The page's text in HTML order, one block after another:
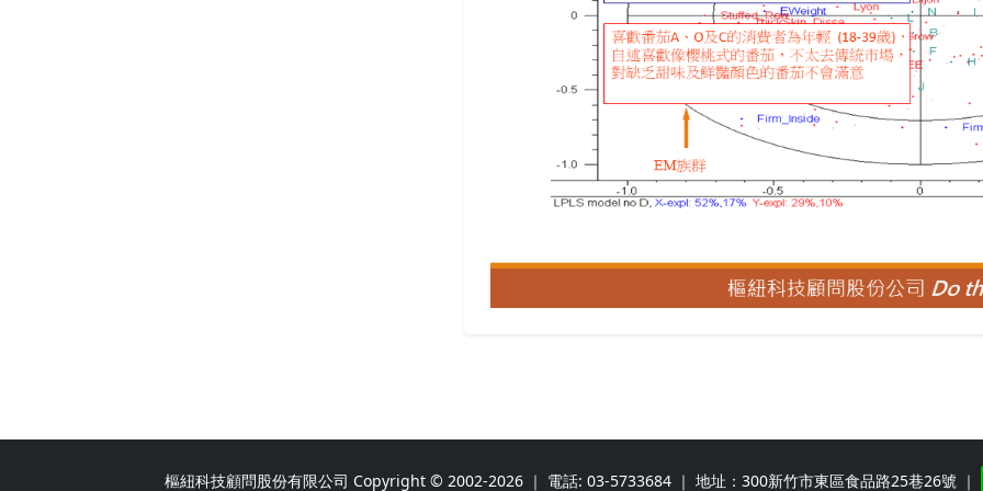
樞紐科技顧問股份有限公司 Copyright © 2002-2026 ｜ 電話: 03-5733684 ｜ 地址：300新竹市東區食品路25巷26號 ｜